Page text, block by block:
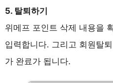
5. 탈퇴하기
위메프 포인트 삭제 내용을
입력합니다. 그리고 회원탈
가 완료가 됩니다.